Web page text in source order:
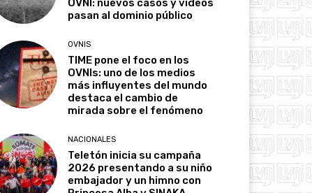
OVNI: nuevos casos y videos
pasan al dominio público
OVNIS
TIME pone el foco en los
OVNIs: uno de los medios
más influyentes del mundo
destaca el cambio de
mirada sobre el fenómeno
NACIONALES
Teletón inicia su campaña
2026 presentando a su niño
embajador y un himno con